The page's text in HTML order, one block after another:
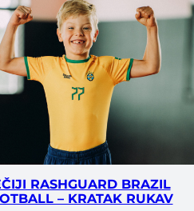
RASHGUARD BRAZIL
– KRATAK RUKAV